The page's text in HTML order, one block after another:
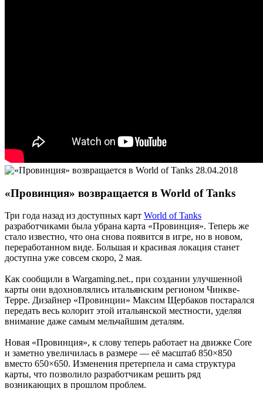
28.04.2018
«Провинция» возвращается в World of Tanks
Три года назад из доступных карт World of Tanks
разработчиками была убрана карта «Провинция». Теперь же
стало известно, что она снова появится в игре, но в новом,
переработанном виде. Большая и красивая локация станет
доступна уже совсем скоро, 2 мая.
Как сообщили в Wargaming.net., при создании улучшенной
карты они вдохновлялись итальянским регионом Чинкве-
Терре. Дизайнер «Провинции» Максим Щербаков постарался
передать весь колорит этой итальянской местности, уделяя
внимание даже самым мельчайшим деталям.
Новая «Провинция», к слову теперь работает на движке Core
и заметно увеличилась в размере — её масштаб 850×850
вместо 650×650. Изменения претерпела и сама структура
карты, что позволило разработчикам решить ряд
возникающих в прошлом проблем.